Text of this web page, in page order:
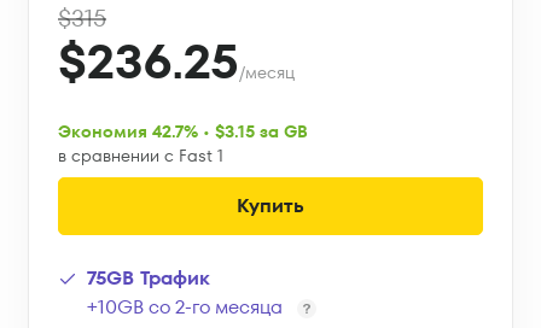
$315
$236.25/месяц
Экономия 42.7% • $3.15 за GB
в сравнении с Fast 1
Купить
75GB Трафик
+10GB со 2-го месяца